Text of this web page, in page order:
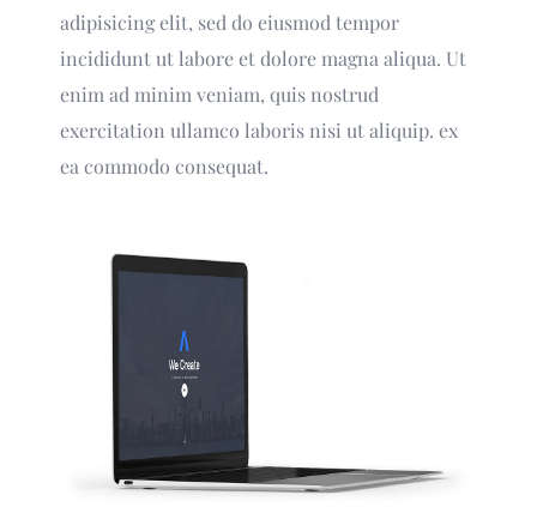
adipisicing elit, sed do eiusmod tempor
incididunt ut labore et dolore magna aliqua. Ut
enim ad minim veniam, quis nostrud
exercitation ullamco laboris nisi ut aliquip. ex
ea commodo consequat.